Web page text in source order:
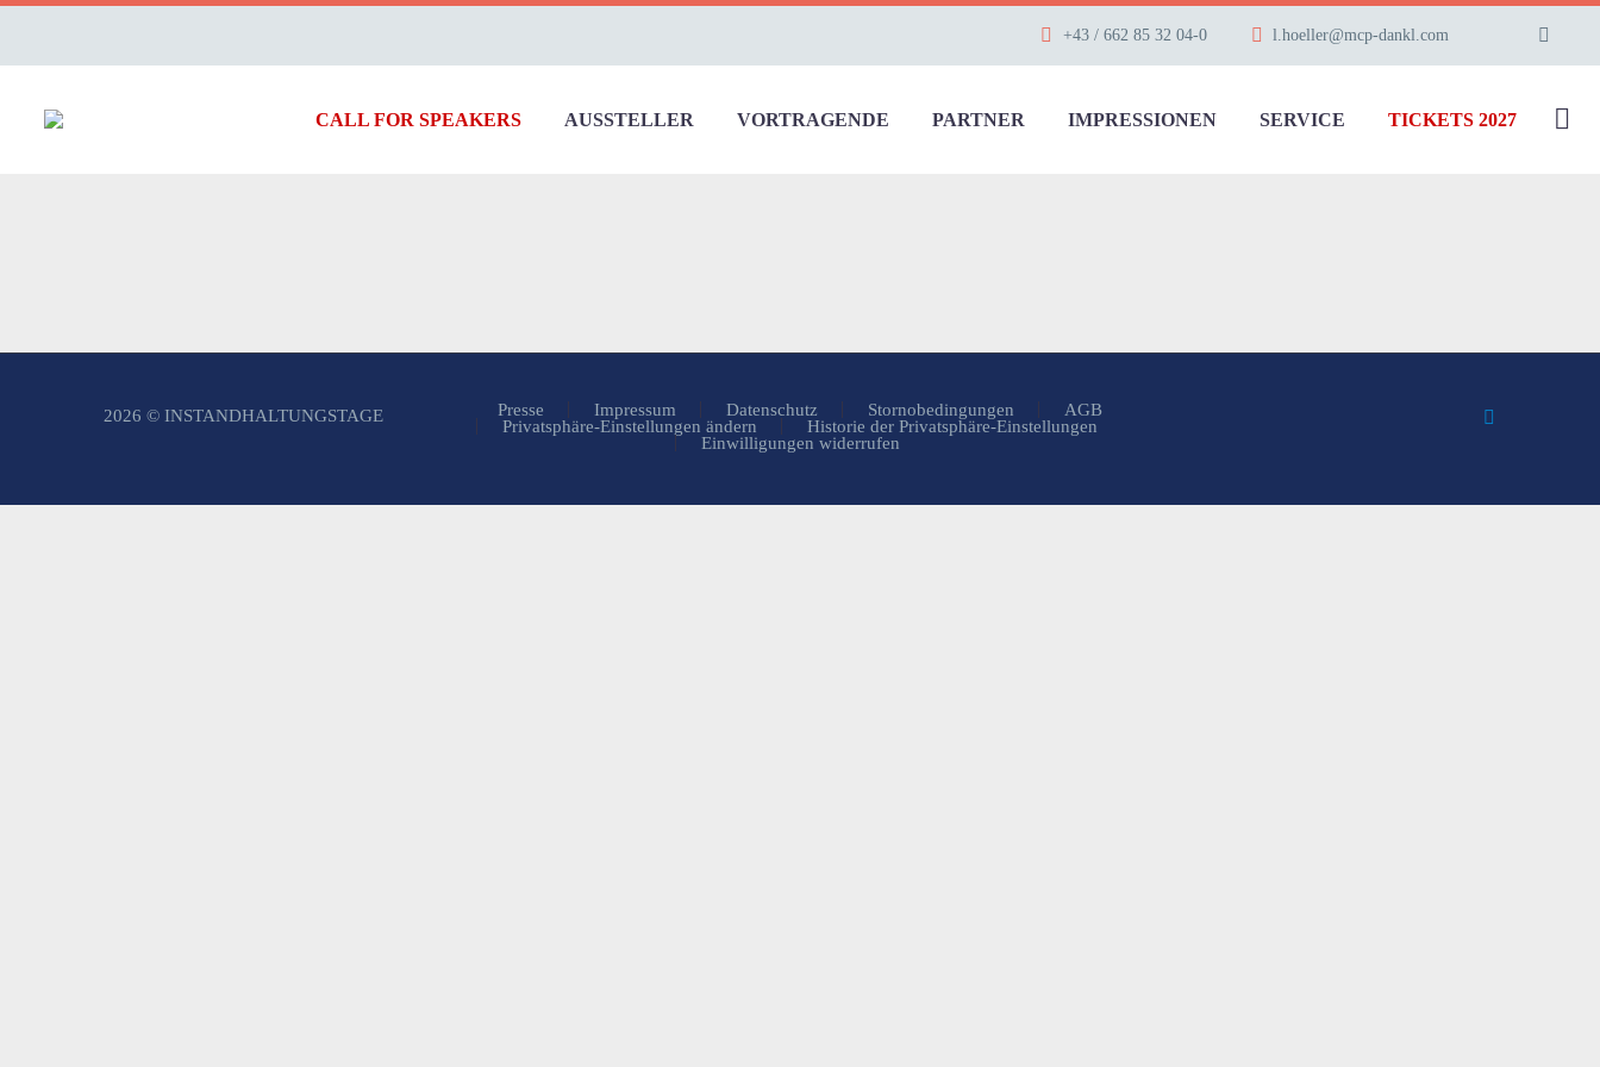
+43 / 662 85 32 04-0 l.hoeller@mcp-dankl.com
CALL FOR SPEAKERS AUSSTELLER VORTRAGENDE PARTNER IMPRESSIONEN SERVICE TICKETS 2027
Presse Impressum Datenschutz Stornobedingungen
AGB
Privatsphäre-Einstellungen ändern
Historie der Privatsphäre-Einstellungen
Einwilligungen widerrufen
2026 © INSTANDHALTUNGSTAGE